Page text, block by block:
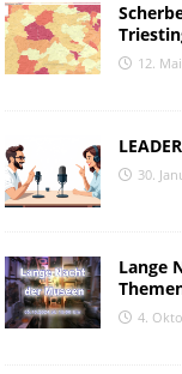
12.
30.
Lange
4.